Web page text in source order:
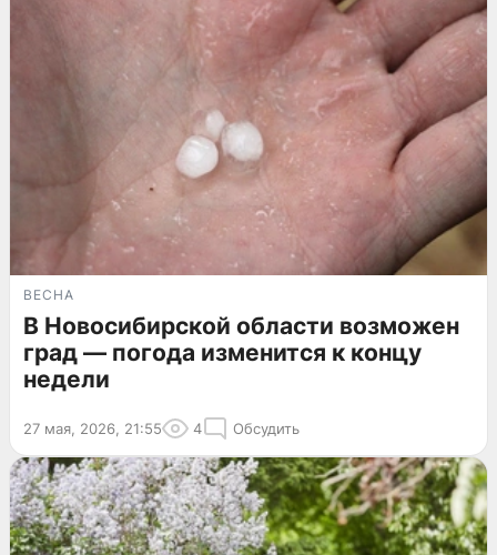
ВЕСНА
В Новосибирской области возможен
град — погода изменится к концу
недели
27 мая, 2026, 21:55 4 Обсудить